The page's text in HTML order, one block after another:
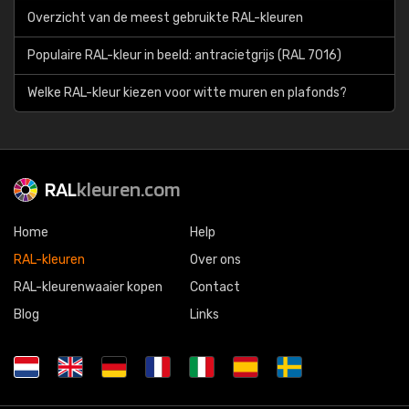
Overzicht van de meest gebruikte RAL-kleuren
Populaire RAL-kleur in beeld: antracietgrijs (RAL 7016)
Welke RAL-kleur kiezen voor witte muren en plafonds?
RALkleuren.com
Home
RAL-kleuren
RAL-kleurenwaaier kopen
Blog
Help
Over ons
Contact
Links